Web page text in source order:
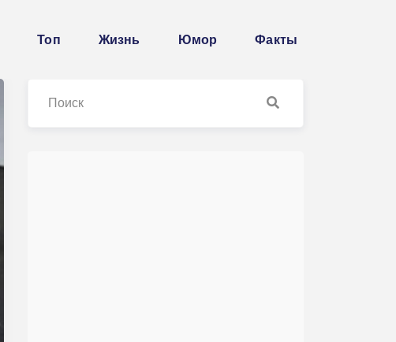
Топ Жизнь Юмор Факты